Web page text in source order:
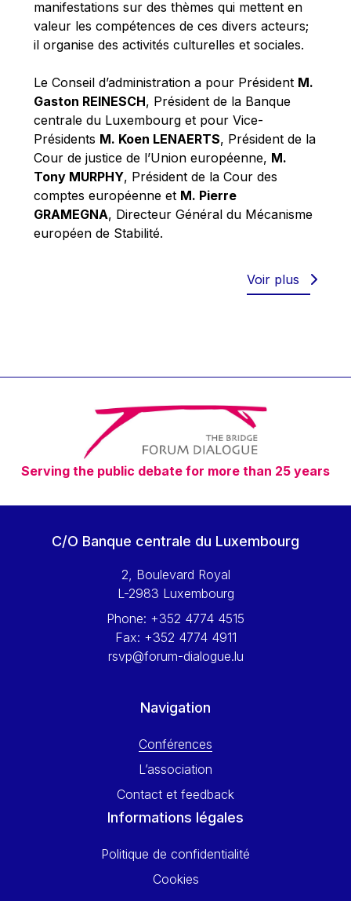
Otmar Issing
Paolo Mengozzi
Paschal Donohoe
Pat Cox
Patrizia Nanz
Philippe Maystadt
Pierre Gramegna
Richard Pelly
Robert Goebbels
Robert REYNDERS
Timothy Radcliffe
Vaclav Klaus
Vassilios Skouris
Vítor Manuel da Silva Caldeira
Viviane Reding
Walter Hagg
Wolfgang Ketterle
Yossi Beillin
Yves FRANCHET
manifestations sur des thèmes qui mettent en
valeur les compétences de ces divers acteurs;
il organise des activités culturelles et sociales.
Le Conseil d’administration a pour Président M.
Gaston REINESCH, Président de la Banque
centrale du Luxembourg et pour Vice-
Présidents M. Koen LENAERTS, Président de la
Cour de justice de l’Union européenne, M.
Tony MURPHY, Président de la Cour des
comptes européenne et M. Pierre
GRAMEGNA, Directeur Général du Mécanisme
européen de Stabilité.
Voir plus
Serving the public debate for more than 25 years
C/O Banque centrale du Luxembourg
2, Boulevard Royal
L-2983 Luxembourg
Phone: +352 4774 4515
Fax: +352 4774 4911
rsvp@forum-dialogue.lu
Navigation
Conférences
L’association
Contact et feedback
Informations légales
Politique de confidentialité
Cookies